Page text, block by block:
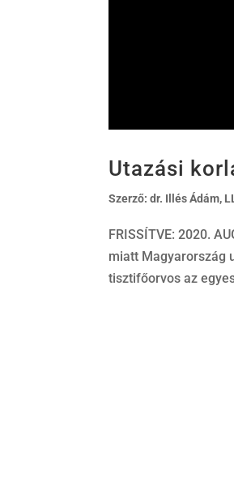
Utazási
Szerző:dr. Illés Ádám,
FRISSÍTVE: 2020.
miatt Magyarország
tisztifőorvos az